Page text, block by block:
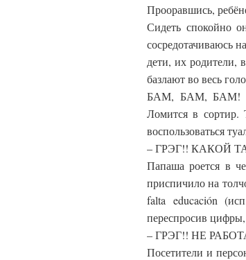
Прооравшись,
Сидеть спокойно
сосредотачиваюсь
дети, их родители,
базлают во весь
БАМ, БАМ, БАМ!
Ломится в сортир.
воспользоваться
– ГРЭГ!! КАКОЙ
Папаша роется в
приспичило на
falta educación
переспросив цифры,
– ГРЭГ!! НЕ
Посетители и